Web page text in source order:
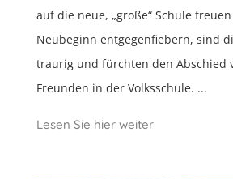
auf die neue, „große“ Schule
Neubeginn entgegenfiebern, sind
traurig und fürchten den Abschied
Freunden in der Volksschule. ...
Lesen Sie hier weiter